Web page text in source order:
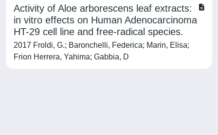
Activity of Aloe arborescens leaf extracts:
in vitro effects on Human Adenocarcinoma
HT-29 cell line and free-radical species.
2017 Froldi, G.; Baronchelli, Federica; Marin, Elisa;
Frion Herrera, Yahima; Gabbia, D